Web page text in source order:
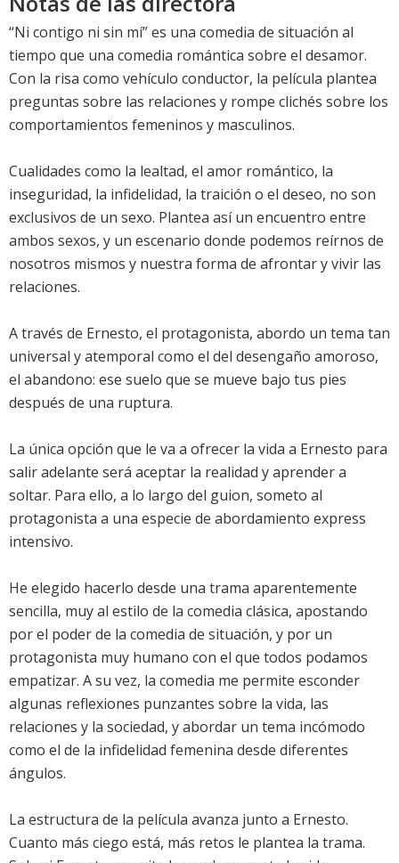
“Ni contigo ni sin mí” es una comedia de situación al
tiempo que una comedia romántica sobre el desamor.
Con la risa como vehículo conductor, la película plantea
preguntas sobre las relaciones y rompe clichés sobre los
comportamientos femeninos y masculinos.
Cualidades como la lealtad, el amor romántico, la
inseguridad, la infidelidad, la traición o el deseo, no son
exclusivos de un sexo. Plantea así un encuentro entre
ambos sexos, y un escenario donde podemos reírnos de
nosotros mismos y nuestra forma de afrontar y vivir las
relaciones.
A través de Ernesto, el protagonista, abordo un tema tan
universal y atemporal como el del desengaño amoroso,
el abandono: ese suelo que se mueve bajo tus pies
después de una ruptura.
La única opción que le va a ofrecer la vida a Ernesto para
salir adelante será aceptar la realidad y aprender a
soltar. Para ello, a lo largo del guion, someto al
protagonista a una especie de abordamiento express
intensivo.
He elegido hacerlo desde una trama aparentemente
sencilla, muy al estilo de la comedia clásica, apostando
por el poder de la comedia de situación, y por un
protagonista muy humano con el que todos podamos
empatizar. A su vez, la comedia me permite esconder
algunas reflexiones punzantes sobre la vida, las
relaciones y la sociedad, y abordar un tema incómodo
como el de la infidelidad femenina desde diferentes
ángulos.
La estructura de la película avanza junto a Ernesto.
Cuanto más ciego está, más retos le plantea la trama.